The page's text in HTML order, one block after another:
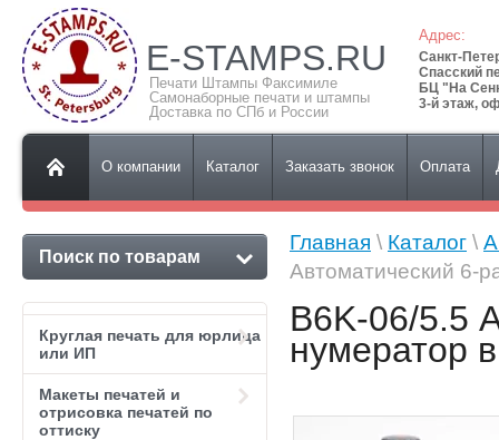
E-STAMPS.RU
Печати Штампы Факсимиле
Самонаборные печати и штампы
Доставка по СПб и России
Адрес:
Санкт-
Спасский
БЦ "На
3-й этаж,
О компании Каталог Заказать звонок Оплата
Поиск по товарам
Круглая печать для юрлица
или ИП
Макеты печатей и
отрисовка печатей по
оттиску
Главная \ Каталог \
Автоматический 6-
B6K-06/5.5
нумератор